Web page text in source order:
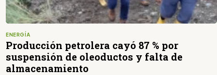
ENERGÍA
Producción petrolera cayó 87 % por
suspensión de oleoductos y falta de
almacenamiento